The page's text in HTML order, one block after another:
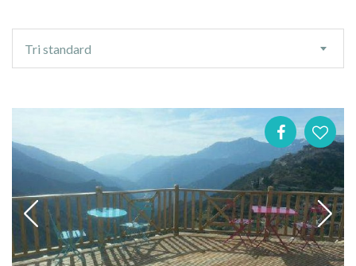
tri
Tri standard